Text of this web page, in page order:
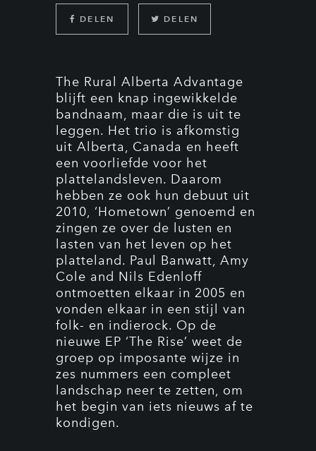
DELEN DELEN
The Rural Alberta Advantage
blijft een knap ingewikkelde
bandnaam, maar die is uit te
leggen. Het trio is afkomstig
uit Alberta, Canada en heeft
een voorliefde voor het
plattelandsleven. Daarom
hebben ze ook hun debuut uit
2010, ‘Hometown’ genoemd en
zingen ze over de lusten en
lasten van het leven op het
platteland. Paul Banwatt, Amy
Cole and Nils Edenloff
ontmoetten elkaar in 2005 en
vonden elkaar in een stijl van
folk- en indierock. Op de
nieuwe EP ‘The Rise’ weet de
groep op imposante wijze in
zes nummers een compleet
landschap neer te zetten, om
het begin van iets nieuws af te
kondigen.